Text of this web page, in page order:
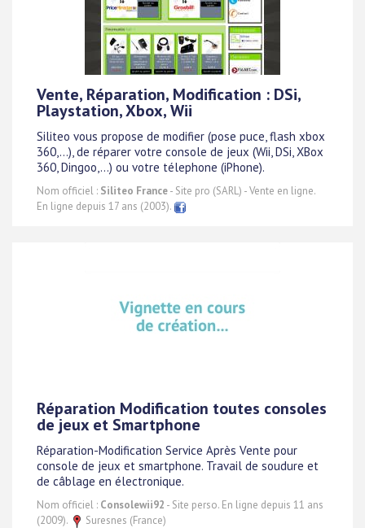
Vente, Réparation, Modification : DSi,
Playstation, Xbox, Wii
Siliteo vous propose de modifier (pose puce, flash xbox
360,...), de réparer votre console de jeux (Wii, DSi, XBox
360, Dingoo,...) ou votre télephone (iPhone).
Nom officiel : Siliteo France- Site pro (SARL) - Vente en ligne.
En ligne depuis 17 ans (2003).
Réparation Modification toutes consoles
de jeux et Smartphone
Réparation-Modification Service Après Vente pour
console de jeux et smartphone. Travail de soudure et
de câblage en électronique.
Nom officiel : Consolewii92 - Site perso. En ligne depuis 11 ans
(2009).
Suresnes (France)